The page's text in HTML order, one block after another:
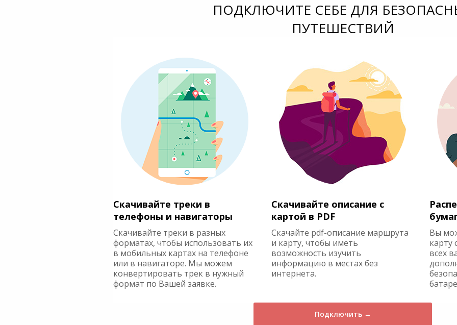
ПОДКЛЮЧИТЕ СЕБЕ ДЛЯ
ПУТЕШЕСТВИЙ
Скачивайте треки в
телефоны и навигаторы
Скачивайте треки в разных
форматах, чтобы использовать их
в мобильных картах на телефоне
или в навигаторе. Мы можем
конвертировать трек в нужный
формат по Вашей заявке.
Скачивайте описание с
картой в PDF
Скачайте pdf-описание маршрута
и карту, чтобы иметь
возможность изучить
информацию в местах без
интернета.
Вы
карту
всех
Подключить →